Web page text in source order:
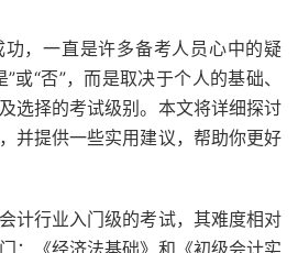
，一直是许多备考人员心中的疑
或“否”，而是取决于个人的基础、
选择的考试级别。本文将详细探讨
并提供一些实用建议，帮助你更好
计行业入门级的考试，其难度相对
：《经济法基础》和《初级会计实